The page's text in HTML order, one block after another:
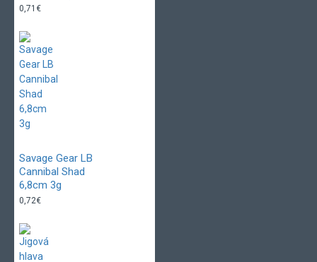
0,71€
Savage Gear LB
Cannibal Shad
6,8cm 3g
0,72€